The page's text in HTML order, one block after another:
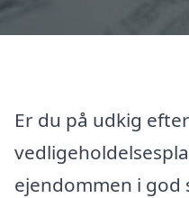
Er du på udkig
ejendommen i